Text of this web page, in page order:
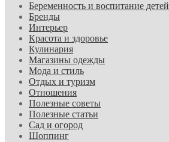
Беременность и воспитание детей
Бренды
Интерьер
Красота и здоровье
Кулинария
Магазины одежды
Мода и стиль
Отдых и туризм
Отношения
Полезные советы
Полезные статьи
Сад и огород
Шоппинг